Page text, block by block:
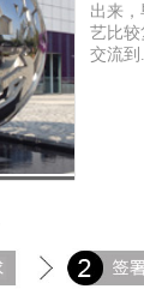
出来，
艺比较
交流到